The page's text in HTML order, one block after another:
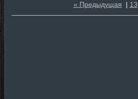
« Предыдущая | 13